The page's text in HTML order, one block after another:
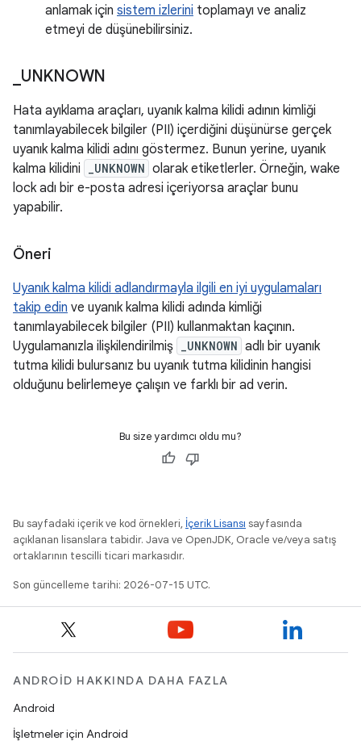
anlamak için sistem izlerini toplamayı ve analiz
etmeyi de düşünebilirsiniz.
UNKNOWN
Hata ayıklama araçları, uyanık kalma kilidi adının kimliği
tanımlayabilecek bilgiler (PII) içerdiğini düşünürse gerçek
uyanık kalma kilidi adını göstermez. Bunun yerine, uyanık
kalma kilidini
_UNKNOWN olarak etiketlerler. Örneğin, wake
lock adı bir e-posta adresi içeriyorsa araçlar bunu
yapabilir.
Öneri
Uyanık kalma kilidi adlandırmayla ilgili en iyi uygulamaları
takip edin ve uyanık kalma kilidi adında kimliği
tanımlayabilecek bilgiler (PII) kullanmaktan kaçının.
Uygulamanızla ilişkilendirilmiş
_UNKNOWN adlı bir uyanık
tutma kilidi bulursanız bu uyanık tutma kilidinin hangisi
olduğunu belirlemeye çalışın ve farklı bir ad verin.
Bu size yardımcı oldu mu?
Bu sayfadaki içerik ve kod örnekleri, İçerik Lisansı sayfasında
açıklanan lisanslara tabidir. Java ve OpenJDK, Oracle ve/veya satış
ortaklarının tescilli ticari markasıdır.
Son güncelleme tarihi: 2026-07-15 UTC.
ANDROID HAKKINDA DAHA FAZLA
Android
İşletmeler için Android